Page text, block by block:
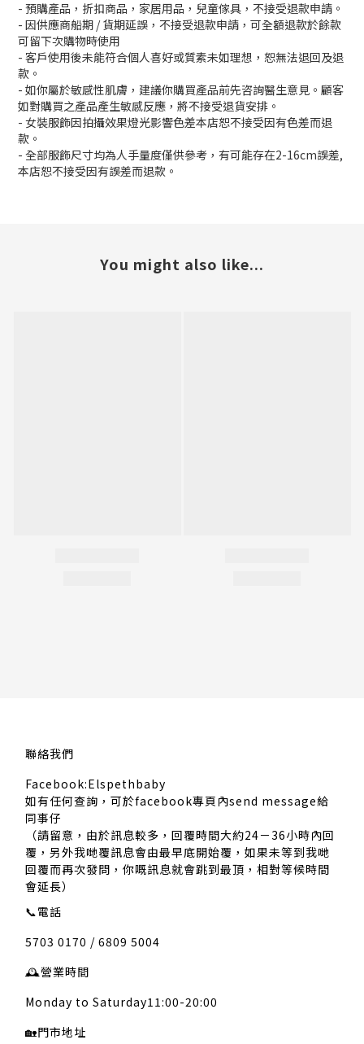
- 預購產品，折扣商品，家居用品，兒童傢具，不接受退款申請。
- 因供應商船期 / 貨期延誤，不接受退款申請，可全額退款於餘款
可留下次購物時使用
- 客戶使用後未能符合個人喜好或質素未如理想，恕無法退回及退
款。
- 如你屬於敏感性肌膚，建議你購買產品前先咨詢醫生意見。顧客
如對購買之產品產生敏感反應，將不接受退貨安排。
- 女裝服飾因拍攝效果燈光影響色差本店恕不接受因有色差而退
款。
- 全部服飾尺寸均為人手量度僅供參考，有可能存在2-16cm誤差,
本店恕不接受因有誤差而退款。
You might also like...
聯絡我們
Facebook:Elspethbaby
如有任何查詢，可於facebook專頁內send message給
同事仔
（請留意，由於訊息較多，回覆時間大約24－36小時內回
覆，另外我哋覆訊息會由最早底開始覆，如果未等到我哋
回覆而再次發問，你嘅訊息就會跳到最頂，相對等候時間
會延長）
📞電話
5703 0170 / 6809 5004
🕰️營業時間
Monday to Saturday11:00-20:00
🏡門市地址